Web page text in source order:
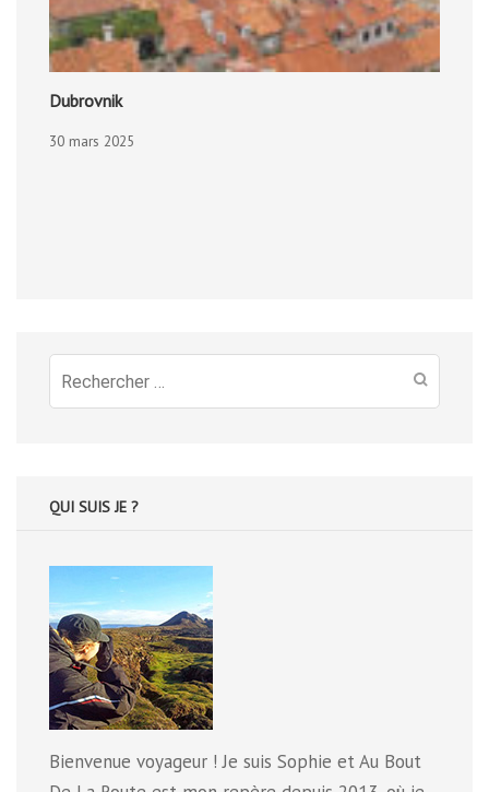
Dubrovnik
30 mars 2025
Recherche
pour
QUI SUIS JE ?
Bienvenue voyageur ! Je suis Sophie et Au Bout